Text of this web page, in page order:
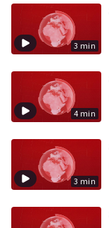
3 min
4 min
3 min